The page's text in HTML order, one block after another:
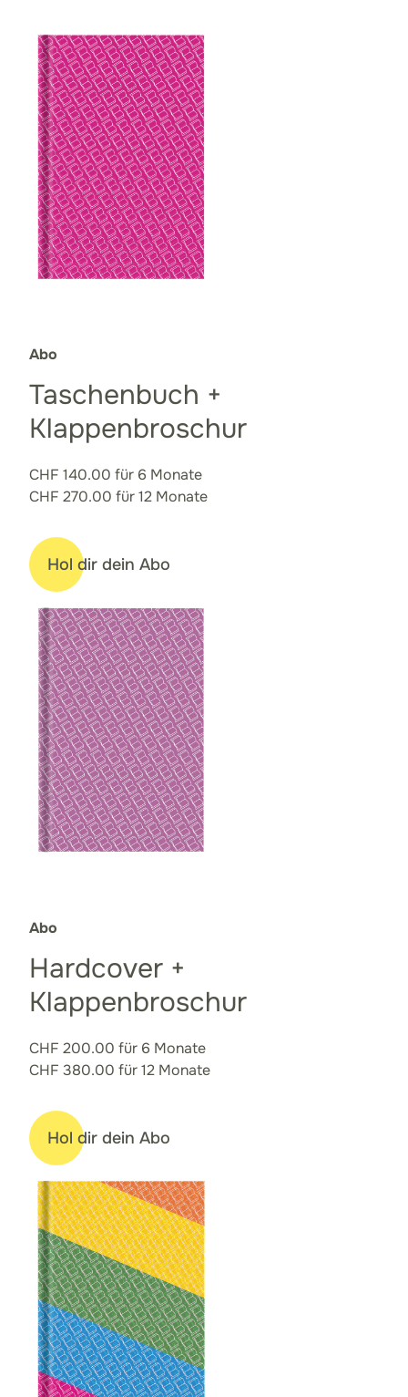
Abo
Taschenbuch +
Klappenbroschur
CHF 140.00 für 6 Monate
CHF 270.00 für 12 Monate
Hol dir dein Abo
Abo
Hardcover +
Klappenbroschur
CHF 200.00 für 6 Monate
CHF 380.00 für 12 Monate
Hol dir dein Abo